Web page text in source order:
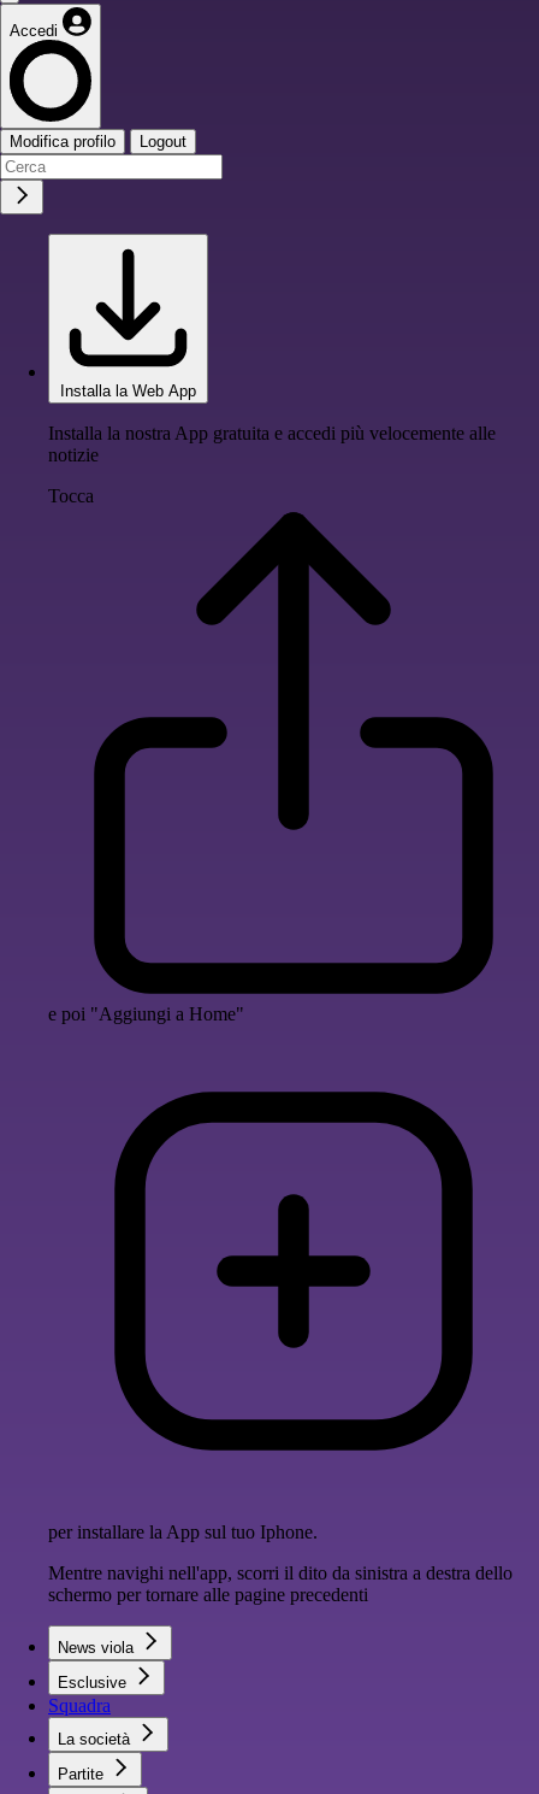
Accedi
Modifica profilo Logout
Installa la Web App
Installa la nostra App gratuita e accedi più velocemente alle
notizie
Tocca
e poi "Aggiungi a Home"
per installare la App sul tuo Iphone.
Mentre navighi nell'app, scorri il dito da sinistra a destra dello
schermo per tornare alle pagine precedenti
News viola
Esclusive
Squadra
La società
Partite